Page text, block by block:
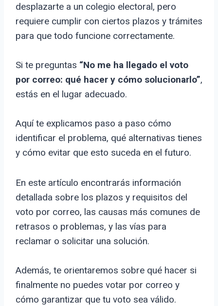
desplazarte a un colegio electoral, pero
requiere cumplir con ciertos plazos y trámites
para que todo funcione correctamente.
Si te preguntas “No me ha llegado el voto
por correo: qué hacer y cómo solucionarlo”,
estás en el lugar adecuado.
Aquí te explicamos paso a paso cómo
identificar el problema, qué alternativas tienes
y cómo evitar que esto suceda en el futuro.
En este artículo encontrarás información
detallada sobre los plazos y requisitos del
voto por correo, las causas más comunes de
retrasos o problemas, y las vías para
reclamar o solicitar una solución.
Además, te orientaremos sobre qué hacer si
finalmente no puedes votar por correo y
cómo garantizar que tu voto sea válido.